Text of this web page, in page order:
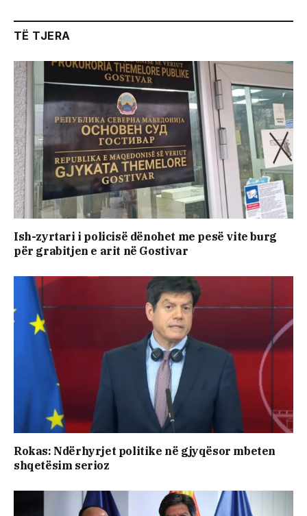
TË TJERA
Ish-zyrtari i policisë dënohet me pesë vite burg
për grabitjen e arit në Gostivar
Rokas: Ndërhyrjet politike në gjyqësor mbeten
shqetësim serioz